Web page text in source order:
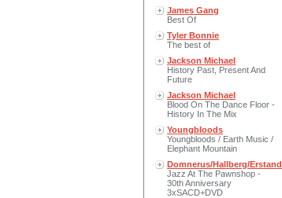
James Gang
Best Of
Tyler Bonnie
The best of
Jackson Michael
History Past, Present And
Future
Jackson Michael
Blood On The Dance Floor -
History In The Mix
Youngbloods
Youngbloods / Earth Music /
Elephant Mountain
Domnerus/Hallberg/Erstand
Jazz At The Pawnshop -
30th Anniversary
3xSACD+DVD